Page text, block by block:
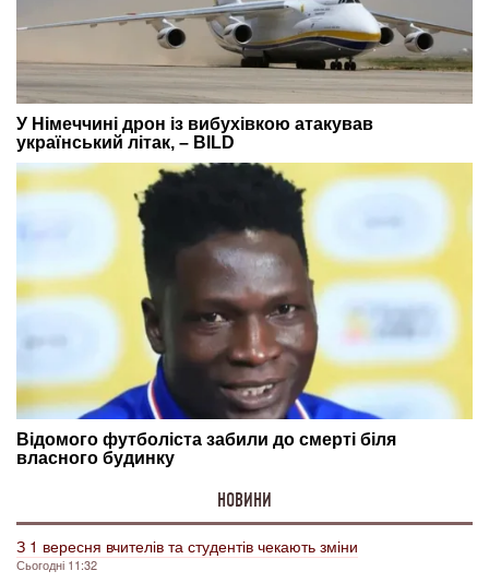
НОВИНИ
З 1 вересня вчителів та студентів чекають зміни
Сьогодні 11:32